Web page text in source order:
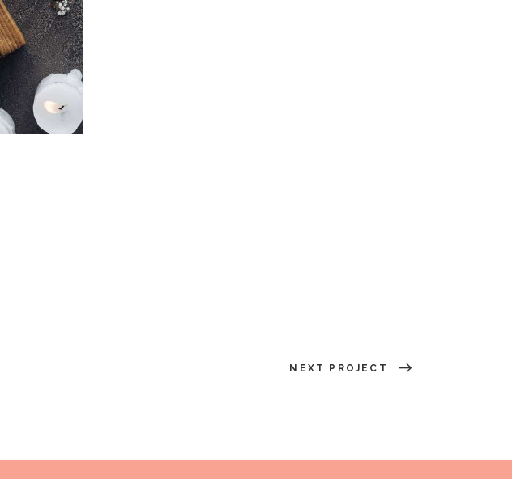
NEXT PROJECT